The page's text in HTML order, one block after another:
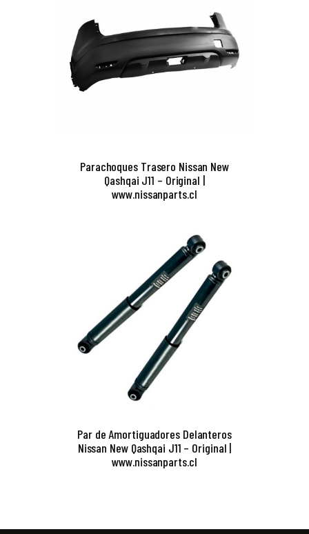
Parachoques Trasero Nissan New
Qashqai J11 – Original |
www.nissanparts.cl
Par de Amortiguadores Delanteros
Nissan New Qashqai J11 – Original |
www.nissanparts.cl